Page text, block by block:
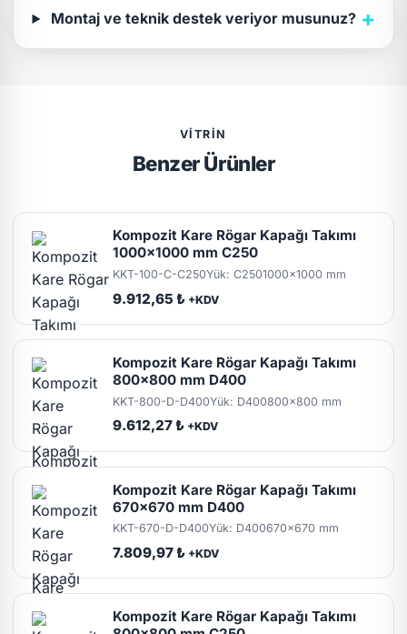
Montaj ve teknik destek veriyor musunuz? +
VITRIN
Benzer Ürünler
Kompozit Kare Rögar Kapağı Takımı
1000x1000 mm C250
KKT-100-C-C250Yük: C2501000x1000 mm
9.912,65 ₺ +KDV
Kompozit Kare Rögar Kapağı Takımı
800x800 mm D400
KKT-800-D-D400Yük: D400800x800 mm
9.612,27 ₺ +KDV
Kompozit Kare Rögar Kapağı Takımı
670x670 mm D400
KKT-670-D-D400Yük: D400670x670 mm
7.809,97 ₺ +KDV
Kompozit Kare Rögar Kapağı Takımı